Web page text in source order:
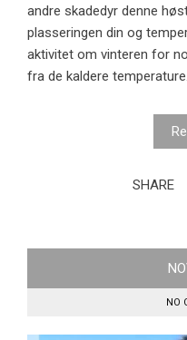
andre skadedyr denne
plasseringen din og
aktivitet om vinteren for
fra de kaldere
SHARE
NO